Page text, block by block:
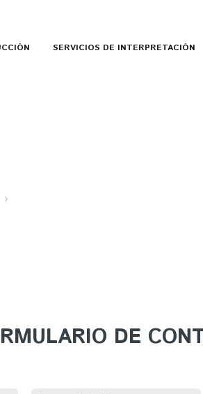
SERVICIOS DE INTERPRETACIÓN
DE